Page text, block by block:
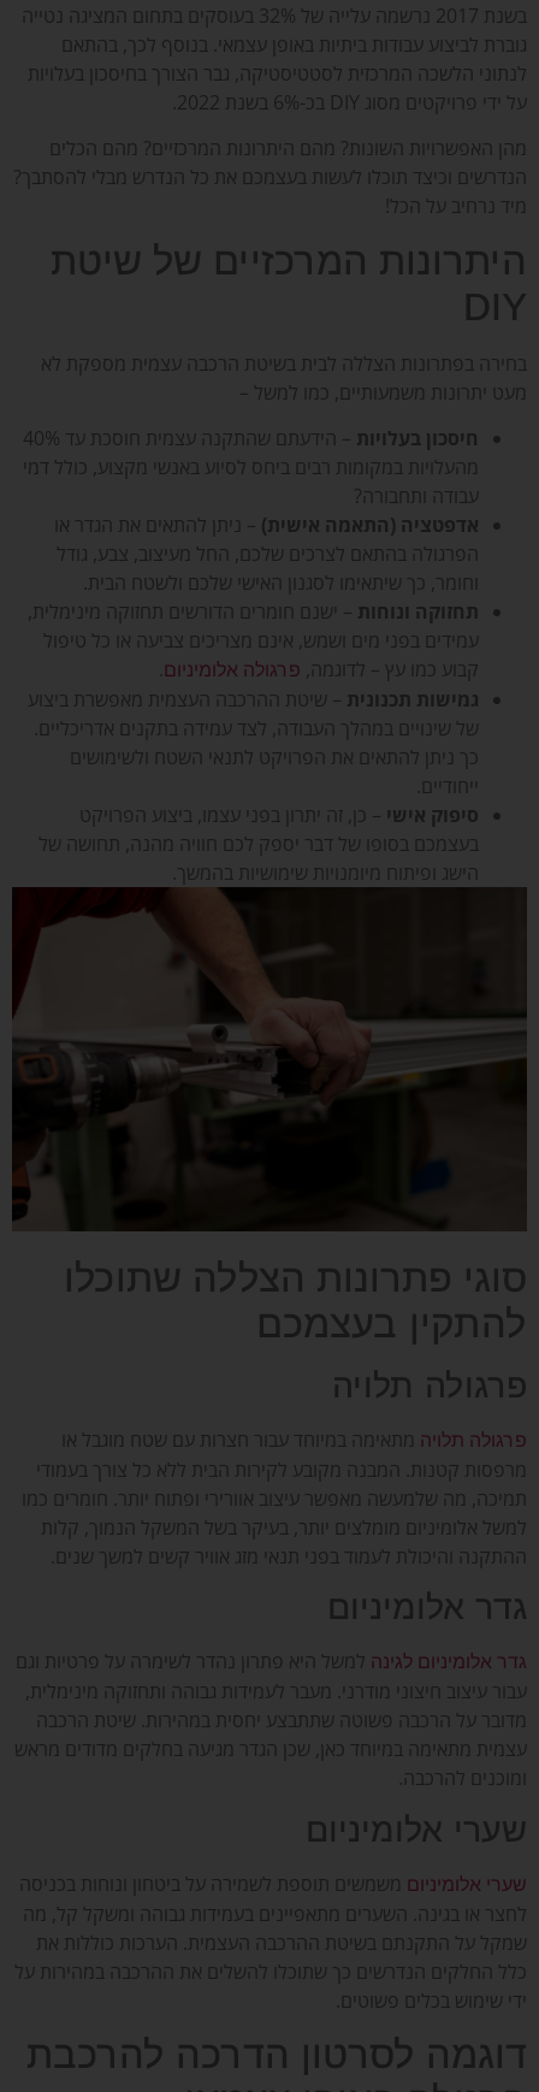
בשנת 2017 נרשמה עלייה של 32% בעוסקים בתחום המציגה נטייה
גוברת לביצוע עבודות ביתיות באופן עצמאי. בנוסף לכך, בהתאם
לנתוני הלשכה המרכזית לסטטיסטיקה, גבר הצורך בחיסכון בעלויות
על ידי פרויקטים מסוג DIY בכ-6% בשנת 2022.
מהן האפשרויות השונות? מהם היתרונות המרכזיים? מהם הכלים
הנדרשים וכיצד תוכלו לעשות בעצמכם את כל הנדרש מבלי להסתבך?
מיד נרחיב על הכל!
היתרונות המרכזיים של שיטת
DIY
בחירה בפתרונות הצללה לבית בשיטת הרכבה עצמית מספקת לא
מעט יתרונות משמעותיים, כמו למשל –
חיסכון בעלויות
– הידעתם שהתקנה עצמית חוסכת עד 40%
מהעלויות במקומות רבים ביחס לסיוע באנשי מקצוע, כולל דמי
עבודה ותחבורה?
אדפטציה (התאמה אישית) – ניתן להתאים את הגדר או
הפרגולה בהתאם לצרכים שלכם, החל מעיצוב, צבע, גודל
וחומר, כך שיתאימו לסגנון האישי שלכם ולשטח הבית.
תחזוקה ונוחות – ישנם חומרים הדורשים תחזוקה מינימלית,
עמידים בפני מים ושמש, אינם מצריכים צביעה או כל טיפול
קבוע כמו עץ – לדוגמה,
פרגולה אלומיניום
גמישות תכנונית – שיטת ההרכבה העצמית מאפשרת ביצוע
של שינויים במהלך העבודה, לצד עמידה בתקנים אדריכליים.
כך ניתן להתאים את הפרויקט לתנאי השטח ולשימושים
ייחודיים.
סיפוק אישי – כן, זה יתרון בפני עצמו, ביצוע הפרויקט
בעצמכם בסופו של דבר יספק לכם חוויה מהנה, תחושה של
הישג ופיתוח מיומנויות שימושיות בהמשך.
סוגי פתרונות הצללה שתוכלו
להתקין בעצמכם
פרגולה תלויה
פרגולה תלויה מתאימה במיוחד עבור חצרות עם שטח מוגבל או
מרפסות קטנות. המבנה מקובע לקירות הבית ללא כל צורך בעמודי
תמיכה, מה שלמעשה מאפשר עיצוב אוורירי ופתוח יותר. חומרים כמו
למשל אלומיניום מומלצים יותר, בעיקר בשל המשקל הנמוך, קלות
ההתקנה והיכולת לעמוד בפני תנאי מזג אוויר קשים למשך שנים.
גדר אלומיניום
גדר אלומיניום לגינה למשל היא פתרון נהדר לשימרה על פרטיות וגם
עבור עיצוב חיצוני מודרני. מעבר לעמידות גבוהה ותחזוקה מינימלית,
מדובר על הרכבה פשוטה שתתבצע יחסית במהירות. שיטת הרכבה
עצמית מתאימה במיוחד כאן, שכן הגדר מגיעה בחלקים מדודים מראש
ומוכנים להרכבה.
שערי אלומיניום
שערי אלומיניום משמשים תוספת לשמירה על ביטחון ונוחות בכניסה
לחצר או בגינה. השערים מתאפיינים בעמידות גבוהה ומשקל קל, מה
שמקל על התקנתם בשיטת ההרכבה העצמית. הערכות כוללות את
כלל החלקים הנדרשים כך שתוכלו להשלים את ההרכבה במהירות על
ידי שימוש בכלים פשוטים.
דוגמה לסרטון הדרכה להרכבת